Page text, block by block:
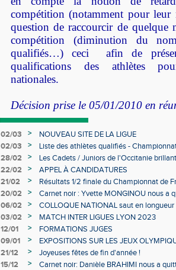
compétition (notamment pour leur
question de raccourcir de quelque
compétition (diminution du
qualifiés…) ceci afin de
qualifications des athlètes
nationales.
Décision prise le 05/01/2010 en
02/03 >
NOUVEAU SITE DE LA LIGUE
02/03
>
Liste des athlètes qualifiés -
Individuels en salle
28/02 >
Les Cadets / Juniors de l'Occitanie
22/02
>
APPEL À CANDIDATURES
21/02
>
Résultats 1/2 finale du Championnat de
20/02
>
Carnet noir : Yvette MONGINOU nous a
06/02
>
COLLOQUE NATIONAL saut en
03/02
>
MATCH INTER LIGUES LYON 2023
12/01
>
FORMATIONS JUGES
09/01
>
EXPOSITIONS SUR LES JEUX
21/12
>
Joyeuses fêtes de fin d'année !
15/12
>
Carnet noir: Danièle BRAHIMI nous a